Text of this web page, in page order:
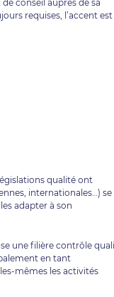
conseil auprès de sa
requises, l’accent est
qualité ont
internationales…) se
adapter à son
une filière contrôle
en tant
mêmes les activités